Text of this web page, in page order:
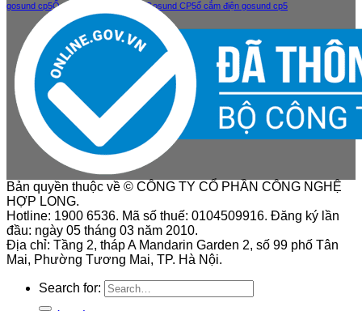
gosund cp5Ổ cắm điện thông minh Gosund CP5ổ cắm điện gosund cp5
Bản quyền thuộc về © CÔNG TY CỔ PHẦN CÔNG NGHỆ
HỢP LONG.
Hotline: 1900 6536. Mã số thuế: 0104509916. Đăng ký lần
đầu: ngày 05 tháng 03 năm 2010.
Địa chỉ: Tầng 2, tháp A Mandarin Garden 2, số 99 phố Tân
Mai, Phường Tương Mai, TP. Hà Nội.
Search for: